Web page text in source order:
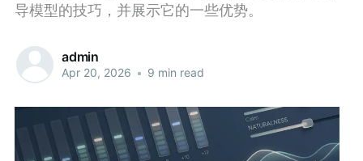
导模型的技巧，并展示它的一些优势。
admin
Apr 20, 2026 • 9 min read